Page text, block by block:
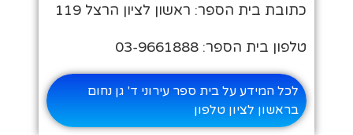
כתובת בית הספר: ראשון לציון הרצל 119
טלפון בית הספר: 03-9661888
לכל המידע על בית ספר עירוני ד' גן נחום
בראשון לציון טלפון